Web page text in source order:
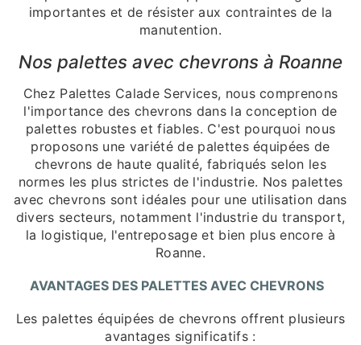
importantes et de résister aux contraintes de la
manutention.
Nos palettes avec chevrons à Roanne
Chez Palettes Calade Services, nous comprenons
l'importance des chevrons dans la conception de
palettes robustes et fiables. C'est pourquoi nous
proposons une variété de palettes équipées de
chevrons de haute qualité, fabriqués selon les
normes les plus strictes de l'industrie. Nos palettes
avec chevrons sont idéales pour une utilisation dans
divers secteurs, notamment l'industrie du transport,
la logistique, l'entreposage et bien plus encore à
Roanne.
AVANTAGES DES PALETTES AVEC CHEVRONS
Les palettes équipées de chevrons offrent plusieurs
avantages significatifs :